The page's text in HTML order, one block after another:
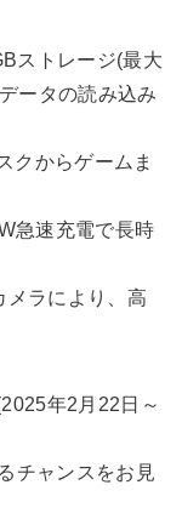
ストレージ(最大
ータの読み込み
クからゲームま
急速充電で長時
メラにより、高
年2月22日～
チャンスをお見